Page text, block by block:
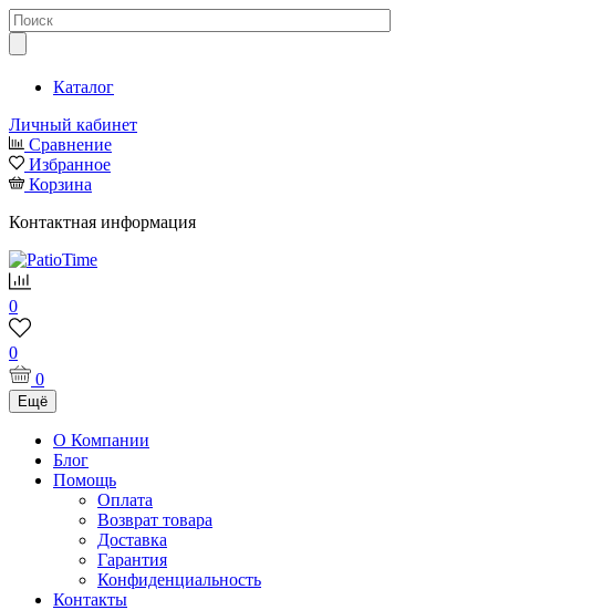
Каталог
Личный кабинет
Сравнение
Избранное
Корзина
Контактная информация
0
0
0
Ещё
О Компании
Блог
Помощь
Оплата
Возврат товара
Доставка
Гарантия
Конфиденциальность
Контакты